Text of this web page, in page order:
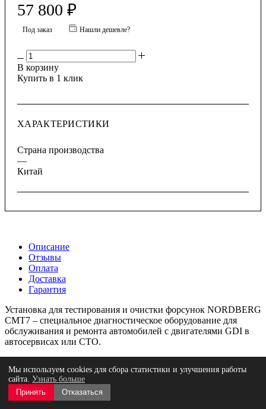
57 800 ₽
Под заказ Нашли дешевле?
В корзину
Купить в 1 клик
ХАРАКТЕРИСТИКИ
Страна производства
—
Китай
Описание
Отзывы
Оплата
Доставка
Гарантия
Установка для тестирования и очистки форсунок NORDBERG
CMT7 – специальное диагностическое оборудование для
обслуживания и ремонта автомобилей с двигателями GDI в
автосервисах или СТО.
ФУНКЦИОНАЛ
Предназначена для диагностики, проверки и очистки
форсунок GDI (Gasoline Direct Injection - система прямого
Мы используем cookies для сбора статистики и улучшения работы
сайта. Узнать больше
Принять
Отказаться